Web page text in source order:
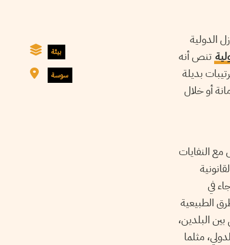
بيئة
سوسة
الدولية
تنص أنه
بديلة
والأمانة أو خلال
مع النفايات
جاء في
الطبيعية
البلدين،
مثلما